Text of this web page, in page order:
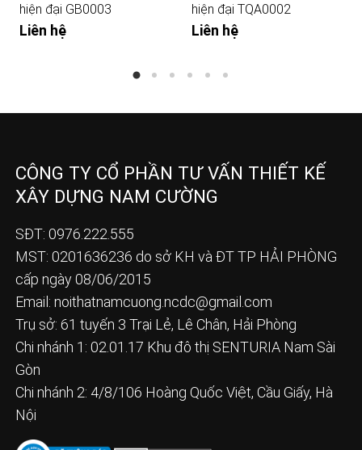
hiện đại GB0003
Liên hệ
hiện đại TQA0002
Liên hệ
CÔNG TY CỔ PHẦN TƯ VẤN THIẾT KẾ
XÂY DỰNG NAM CƯỜNG
SĐT: 0976.222.555
MST: 0201636236 do sở KH và ĐT TP HẢI PHÒNG
cấp ngày 08/06/2015
Email: noithatnamcuong.ncdc@gmail.com
Trụ sở: 61 tuyến 3 Trại Lẻ, Lê Chân, Hải Phòng
Chi nhánh 1: 02.01.17 Khu đô thị SENTURIA Nam Sài
Gòn
Chi nhánh 2: 4/8/106 Hoàng Quốc Việt, Cầu Giấy, Hà
Nội